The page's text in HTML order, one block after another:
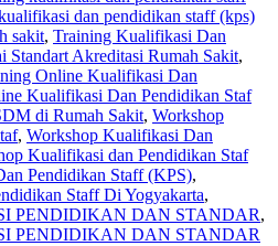
dan pendidikan staff (kps)
sakit, Training Kualifikasi Dan
Standart Akreditasi Rumah Sakit,
Online Kualifikasi Dan
Kualifikasi Dan Pendidikan Staf
di Rumah Sakit, Workshop
, Workshop Kualifikasi Dan
Kualifikasi dan Pendidikan Staf
Pendidikan Staff (KPS),
Staff Di Yogyakarta,
PENDIDIKAN DAN STANDAR,
PENDIDIKAN DAN STANDAR